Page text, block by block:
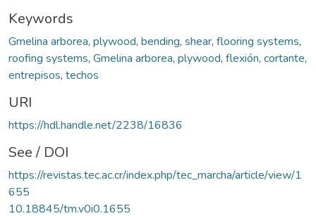
Keywords
Gmelina arborea, plywood, bending, shear, flooring systems,
roofing systems, Gmelina arborea, plywood, flexión, cortante,
entrepisos, techos
URI
https://hdl.handle.net/2238/16836
See / DOI
https://revistas.tec.ac.cr/index.php/tec_marcha/article/view/1
655
10.18845/tm.v0i0.1655